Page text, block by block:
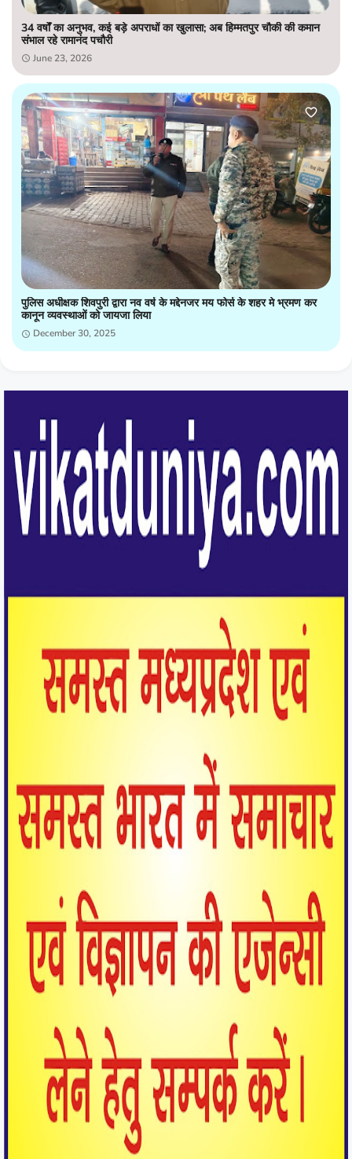
34 वर्षों का अनुभव, कई बड़े अपराधों का खुलासा; अब हिम्मतपुर चौकी की कमान
संभाल रहे रामानंद पचौरी
June 23, 2026
पुलिस अधीक्षक शिवपुरी द्वारा नव वर्ष के मद्देनजर मय फोर्स के शहर मे भ्रमण कर
कानून व्यवस्थाओं को जायजा लिया
December 30, 2025